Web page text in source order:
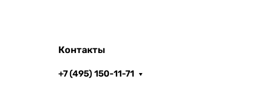
Контакты
+7 (495) 150-11-71